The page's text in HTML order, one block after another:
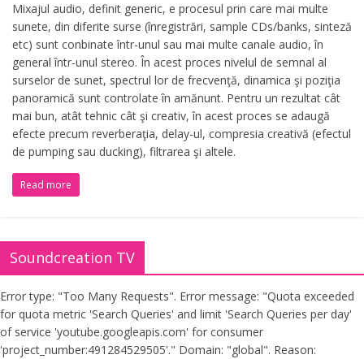
Mixajul audio, definit generic, e procesul prin care mai multe
sunete, din diferite surse (înregistrări, sample CDs/banks, sinteză
etc) sunt conbinate într-unul sau mai multe canale audio, în
general într-unul stereo. În acest proces nivelul de semnal al
surselor de sunet, spectrul lor de frecvenţă, dinamica şi poziţia
panoramică sunt controlate în amănunt. Pentru un rezultat cât
mai bun, atât tehnic cât şi creativ, în acest proces se adaugă
efecte precum reverberaţia, delay-ul, compresia creativă (efectul
de pumping sau ducking), filtrarea şi altele.
Read more
Soundcreation TV
Error type: "Too Many Requests". Error message: "Quota exceeded
for quota metric 'Search Queries' and limit 'Search Queries per day'
of service 'youtube.googleapis.com' for consumer
'project_number:491284529505'." Domain: "global". Reason: